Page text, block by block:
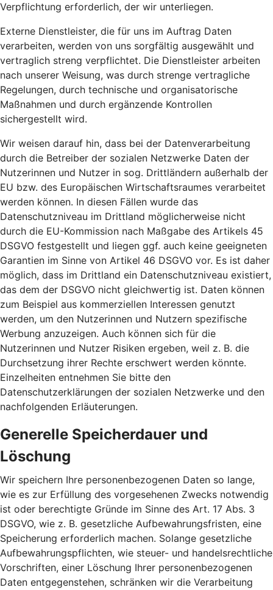
Verpflichtung erforderlich, der wir unterliegen.
Externe Dienstleister, die für uns im Auftrag Daten
verarbeiten, werden von uns sorgfältig ausgewählt und
vertraglich streng verpflichtet. Die Dienstleister arbeiten
nach unserer Weisung, was durch strenge vertragliche
Regelungen, durch technische und organisatorische
Maßnahmen und durch ergänzende Kontrollen
sichergestellt wird.
Wir weisen darauf hin, dass bei der Datenverarbeitung
durch die Betreiber der sozialen Netzwerke Daten der
Nutzerinnen und Nutzer in sog. Drittländern außerhalb der
EU bzw. des Europäischen Wirtschaftsraumes verarbeitet
werden können. In diesen Fällen wurde das
Datenschutzniveau im Drittland möglicherweise nicht
durch die EU-Kommission nach Maßgabe des Artikels 45
DSGVO festgestellt und liegen ggf. auch keine geeigneten
Garantien im Sinne von Artikel 46 DSGVO vor. Es ist daher
möglich, dass im Drittland ein Datenschutzniveau existiert,
das dem der DSGVO nicht gleichwertig ist. Daten können
zum Beispiel aus kommerziellen Interessen genutzt
werden, um den Nutzerinnen und Nutzern spezifische
Werbung anzuzeigen. Auch können sich für die
Nutzerinnen und Nutzer Risiken ergeben, weil z. B. die
Durchsetzung ihrer Rechte erschwert werden könnte.
Einzelheiten entnehmen Sie bitte den
Datenschutzerklärungen der sozialen Netzwerke und den
nachfolgenden Erläuterungen.
Generelle Speicherdauer und
Löschung
Wir speichern Ihre personenbezogenen Daten so lange,
wie es zur Erfüllung des vorgesehenen Zwecks notwendig
ist oder berechtigte Gründe im Sinne des Art. 17 Abs. 3
DSGVO, wie z. B. gesetzliche Aufbewahrungsfristen, eine
Speicherung erforderlich machen. Solange gesetzliche
Aufbewahrungspflichten, wie steuer- und handelsrechtliche
Vorschriften, einer Löschung Ihrer personenbezogenen
Daten entgegenstehen, schränken wir die Verarbeitung